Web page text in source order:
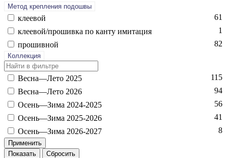
Метод крепления подошвы
кле­евой
61
кле­евой/про­шив­ка по кан­ту ими­тация
1
про­шив­ной
82
Коллекция
Вес­на—Ле­то 2025
115
Вес­на—Ле­то 2026
94
Осень—Зи­ма 2024-2025
56
Осень—Зи­ма 2025-2026
41
Осень—Зи­ма 2026-2027
8
Показать Сбросить